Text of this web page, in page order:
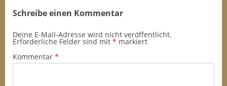
Schreibe einen Kommentar
Deine E-Mail-Adresse wird nicht veröffentlicht.
Erforderliche Felder sind mit * markiert
Kommentar *